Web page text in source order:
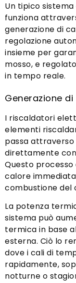
Un tipico
funziona
generazione di
regolazione
insieme per
mosso, e
in tempo reale.
Generazione
I riscaldatori
elementi
passa attraverso
direttamente
Questo
calore
combustione del
La potenza
sistema può
termica in base
esterna. Ciò lo
dove i cali di
rapidamente,
notturne o